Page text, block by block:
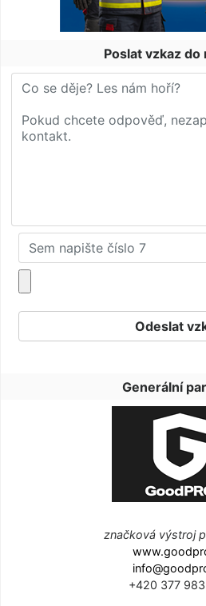
Poslat vzkaz do
Generální
značková výstroj
+420 377